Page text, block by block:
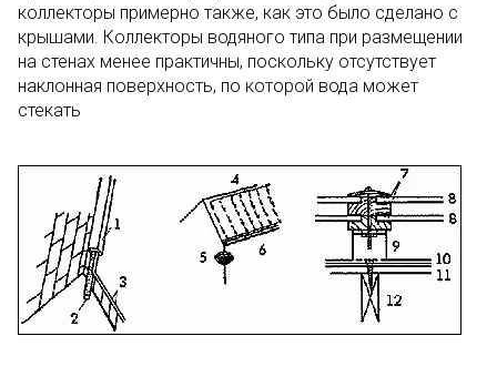
коллекторы примерно также, как это было сделано с
крышами. Коллекторы водяного типа при размещении
на стенах менее практичны, поскольку отсутствует
наклонная поверхность, по которой вода может
стекать